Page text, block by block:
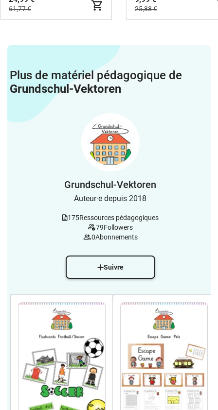
61,77 € 25,88 €
Plus de matériel pédagogique de
Grundschul-Vektoren
Grundschul-Vektoren
Auteur·e depuis 2018
175Ressources pédagogiques
79Followers
0Abonnements
Suivre